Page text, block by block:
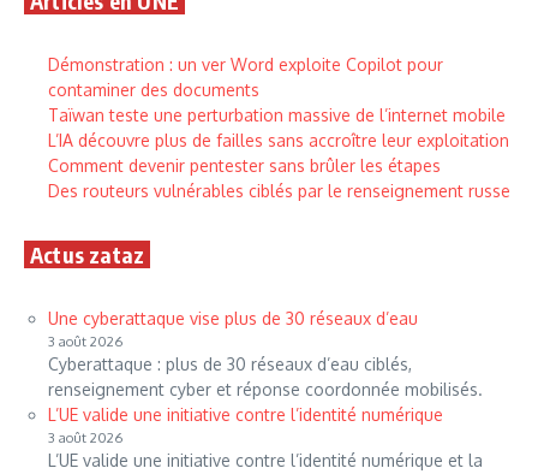
Démonstration : un ver Word exploite Copilot pour
contaminer des documents
Taïwan teste une perturbation massive de l’internet mobile
L’IA découvre plus de failles sans accroître leur exploitation
Comment devenir pentester sans brûler les étapes
Des routeurs vulnérables ciblés par le renseignement russe
Actus zataz
Une cyberattaque vise plus de 30 réseaux d’eau
3 août 2026
Cyberattaque : plus de 30 réseaux d’eau ciblés,
renseignement cyber et réponse coordonnée mobilisés.
L’UE valide une initiative contre l’identité numérique
3 août 2026
L’UE valide une initiative contre l’identité numérique et la